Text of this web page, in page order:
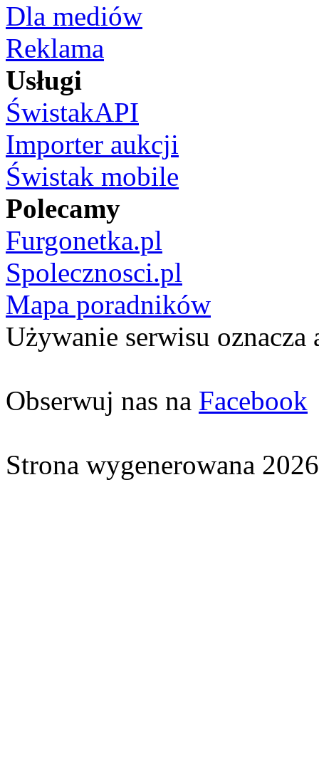
Dla mediów
Reklama
Usługi
ŚwistakAPI
Importer aukcji
Świstak mobile
Polecamy
Furgonetka.pl
Spolecznosci.pl
Mapa poradników
Używanie serwisu oznacza
Obserwuj nas na Facebook
Strona wygenerowana